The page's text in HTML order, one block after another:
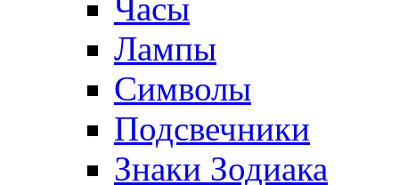
Часы
Лампы
Символы
Подсвечники
Знаки Зодиака